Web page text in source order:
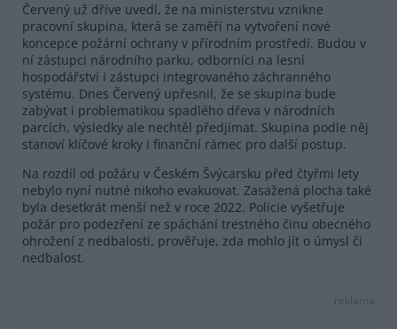
Červený už dříve uvedl, že na ministerstvu vznikne
pracovní skupina, která se zaměří na vytvoření nové
koncepce požární ochrany v přírodním prostředí. Budou v
ní zástupci národního parku, odborníci na lesní
hospodářství i zástupci integrovaného záchranného
systému. Dnes Červený upřesnil, že se skupina bude
zabývat i problematikou spadlého dřeva v národních
parcích, výsledky ale nechtěl předjímat. Skupina podle něj
stanoví klíčové kroky i finanční rámec pro další postup.
Na rozdíl od požáru v Českém Švýcarsku před čtyřmi lety
nebylo nyní nutné nikoho evakuovat. Zasažená plocha také
byla desetkrát menší než v roce 2022. Policie vyšetřuje
požár pro podezření ze spáchání trestného činu obecného
ohrožení z nedbalosti, prověřuje, zda mohlo jít o úmysl či
nedbalost.
reklama